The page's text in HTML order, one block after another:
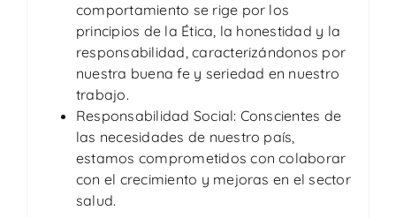
comportamiento se rige por los
principios de la Ética, la honestidad y la
responsabilidad, caracterizándonos por
nuestra buena fe y seriedad en nuestro
trabajo.
Responsabilidad Social: Conscientes de
las necesidades de nuestro país,
estamos comprometidos con colaborar
con el crecimiento y mejoras en el sector
salud.